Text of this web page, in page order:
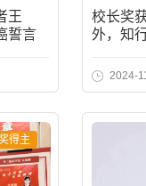
王
誓言
校长奖
外，知
2024-
得主